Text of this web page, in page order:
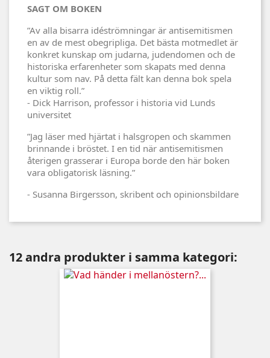
SAGT OM BOKEN
”Av alla bisarra idéströmningar är antisemitismen
en av de mest obegripliga. Det bästa motmedlet är
konkret kunskap om judarna, judendomen och de
historiska erfarenheter som skapats med denna
kultur som nav. På detta fält kan denna bok spela
en viktig roll.”
- Dick Harrison, professor i historia vid Lunds
universitet
”Jag läser med hjärtat i halsgropen och skammen
brinnande i bröstet. I en tid när antisemitismen
återigen grasserar i Europa borde den här boken
vara obligatorisk läsning.”
- Susanna Birgersson, skribent och opinionsbildare
12 andra produkter i samma kategori: